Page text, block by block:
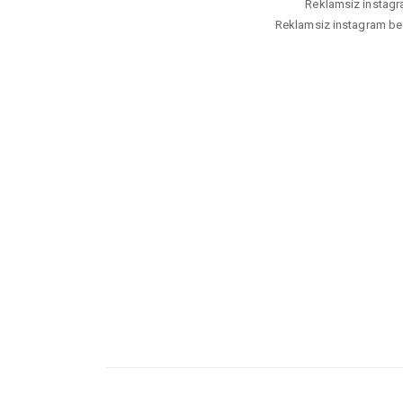
Reklamsiz
Reklamsiz instagram